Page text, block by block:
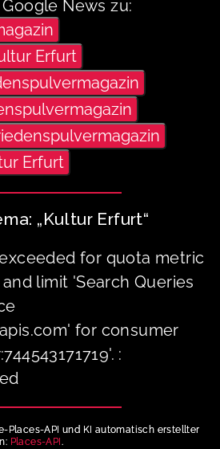
News zu:
Erfurt
Erfurt
„Kultur Erfurt“
for quota metric
limit 'Search Queries
for consumer
:
Places-API und KI automatisch erstellter
Places-API .